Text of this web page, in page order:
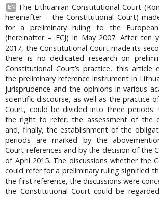
EN
The Lithuanian Constitutional Court
hereinafter – the Constitutional Court)
for a preliminary ruling to the
(hereinafter – ECJ) in May 2007. After ten
2017, the Constitutional Court made its
there is no dedicated research on
Constitutional Court’s practice, this article
the preliminary reference instrument in
jurisprudence and the opinions in various
scientific discourse, as well as the practice
Court, could be divided into three periods:
the right to refer, the assessment of the
and, finally, the establishment of the
periods are marked by the
Court references and by the decision of the
of April 2015. The discussions whether the
could refer for a preliminary ruling signified
the first reference, the discussions were
the Constitutional Court could be